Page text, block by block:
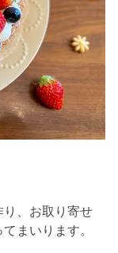
り、お取り寄せ
まいります。